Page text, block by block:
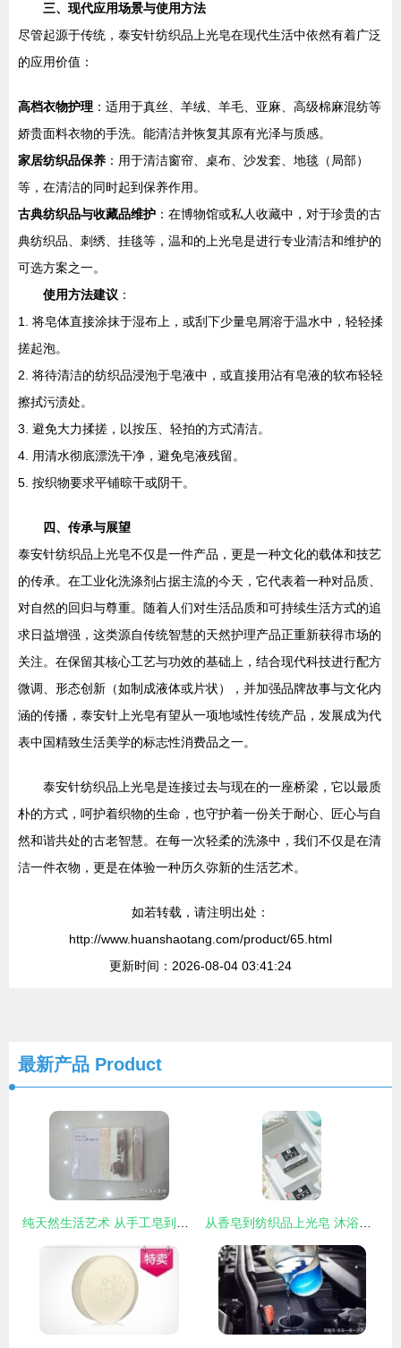
三、现代应用场景与使用方法
尽管起源于传统，泰安针纺织品上光皂在现代生活中依然有着广泛
的应用价值：
高档衣物护理 ：适用于真丝、羊绒、羊毛、亚麻、高级棉麻混纺等
娇贵面料衣物的手洗。能清洁并恢复其原有光泽与质感。
家居纺织品保养 ：用于清洁窗帘、桌布、沙发套、地毯（局部）
等，在清洁的同时起到保养作用。
古典纺织品与收藏品维护 ：在博物馆或私人收藏中，对于珍贵的古
典纺织品、刺绣、挂毯等，温和的上光皂是进行专业清洁和维护的
可选方案之一。
使用方法建议 ：
1. 将皂体直接涂抹于湿布上，或刮下少量皂屑溶于温水中，轻轻揉
搓起泡。
2. 将待清洁的纺织品浸泡于皂液中，或直接用沾有皂液的软布轻轻
擦拭污渍处。
3. 避免大力揉搓，以按压、轻拍的方式清洁。
4. 用清水彻底漂洗干净，避免皂液残留。
5. 按织物要求平铺晾干或阴干。
四、传承与展望
泰安针纺织品上光皂不仅是一件产品，更是一种文化的载体和技艺
的传承。在工业化洗涤剂占据主流的今天，它代表着一种对品质、
对自然的回归与尊重。随着人们对生活品质和可持续生活方式的追
求日益增强，这类源自传统智慧的天然护理产品正重新获得市场的
关注。在保留其核心工艺与功效的基础上，结合现代科技进行配方
微调、形态创新（如制成液体或片状），并加强品牌故事与文化内
涵的传播，泰安针上光皂有望从一项地域性传统产品，发展成为代
表中国精致生活美学的标志性消费品之一。
泰安针纺织品上光皂是连接过去与现在的一座桥梁，它以最质
朴的方式，呵护着织物的生命，也守护着一份关于耐心、匠心与自
然和谐共处的古老智慧。在每一次轻柔的洗涤中，我们不仅是在清
洁一件衣物，更是在体验一种历久弥新的生活艺术。
如若转载，请注明出处：
http://www.huanshaotang.com/product/65.html
更新时间：2026-08-04 03:41:24
最新产品 Product